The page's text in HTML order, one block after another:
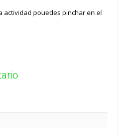
actividad pouedes pinchar en el